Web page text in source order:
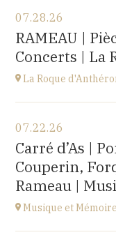
07.28.26
RAMEAU |
Concerts | La
La Roque
Cloître de l'Abbaye
at18H30
Go to site
07.22.26
Carré d’As |
Couperin,
Rameau |
Musique et Mémoire